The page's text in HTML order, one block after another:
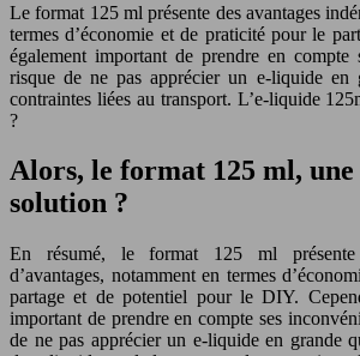
Le format 125 ml présente des avantages
termes d’économie et de praticité pour le
également important de prendre en compte
risque de ne pas apprécier un e-liquide en
contraintes liées au transport. L’e-liquide
?
Alors, le format 125 ml, une
solution ?
En résumé, le format 125 ml
d’avantages, notamment en termes
partage et de potentiel pour le DIY.
important de prendre en compte ses
de ne pas apprécier un e-liquide en grande